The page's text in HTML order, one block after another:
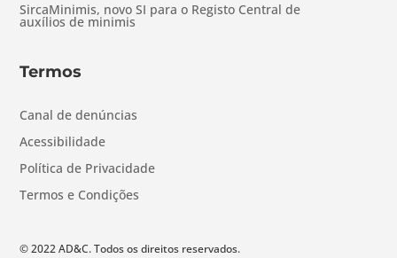
SircaMinimis, novo SI para o Registo Central de
auxílios de minimis
Termos
Canal de denúncias
Acessibilidade
Política de Privacidade
Termos e Condições
© 2022 AD&C. Todos os direitos reservados.